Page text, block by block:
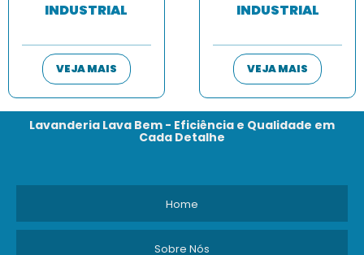
INDUSTRIAL
VEJA MAIS
INDUSTRIAL
VEJA MAIS
Lavanderia Lava Bem - Eficiência e Qualidade em
Cada Detalhe
Home
Sobre Nós